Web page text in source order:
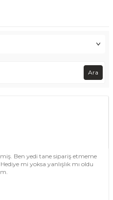
Ara
Ben yedi tane sipariş etmeme
mi yoksa yanlışlık mı oldu